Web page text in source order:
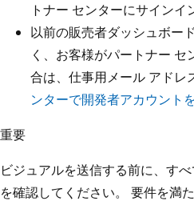
トナー センターにサインイ
以前の販売者ダッシュボー
く、お客様がパートナー
合は、仕事用メール アドレ
ンターで開発者アカウント
重要
ビジュアルを送信する前に、す
を確認してください。 要件を満